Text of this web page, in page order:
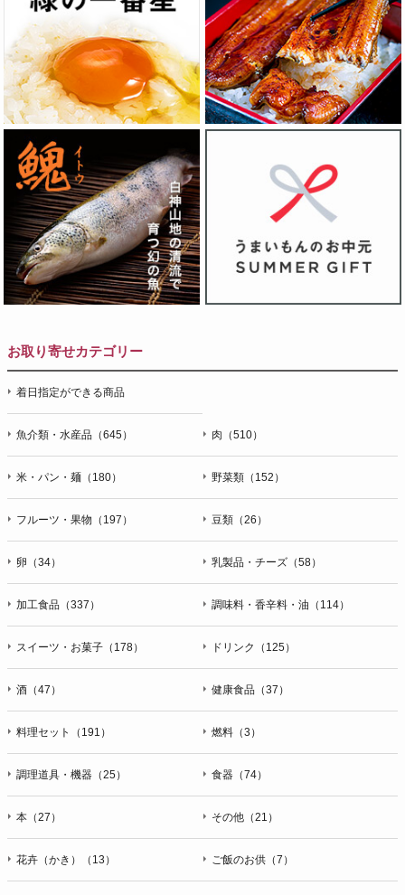
お取り寄せカテゴリー
着日指定ができる商品
魚介類・水産品（645） 肉（510）
米・パン・麺（180） 野菜類（152）
フルーツ・果物（197） 豆類（26）
卵（34） 乳製品・チーズ（58）
加工食品（337） 調味料・香辛料・油（114）
スイーツ・お菓子（178） ドリンク（125）
酒（47） 健康食品（37）
料理セット（191） 燃料（3）
調理道具・機器（25） 食器（74）
本（27） その他（21）
花卉（かき）（13） ご飯のお供（7）